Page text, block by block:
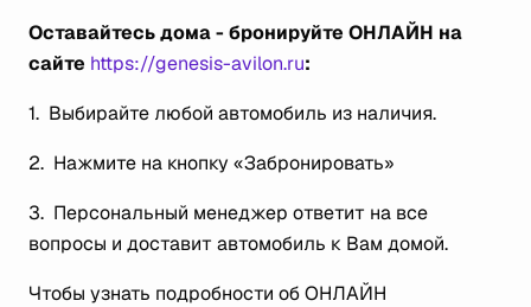
Оставайтесь дома - бронируйте ОНЛАЙН на
сайте https://genesis-avilon.ru:
1. Выбирайте любой автомобиль из наличия.
2. Нажмите на кнопку «Забронировать»
3. Персональный менеджер ответит на все
вопросы и доставит автомобиль к Вам домой.
Чтобы узнать подробности об ОНЛАЙН